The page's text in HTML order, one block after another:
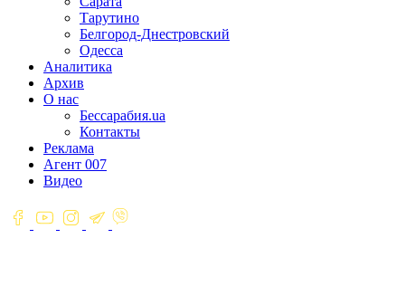
Тарутино
Белгород-Днестровский
Одесса
Аналитика
Архив
О нас
Бессарабия.ua
Контакты
Реклама
Агент 007
Видео